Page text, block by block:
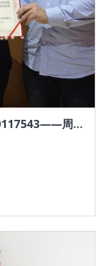
助力武术入奥全球统一编号00117543——周大文